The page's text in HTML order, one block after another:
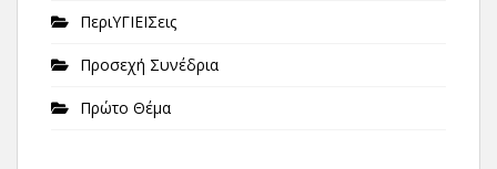
ΠεριΥΓΙΕΙΣεις
Προσεχή Συνέδρια
Πρώτο Θέμα